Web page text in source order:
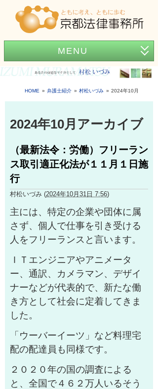
MENU
ホーム
事務所紹介
アクセス
弁護士費用
News
困ったときの法律知識
HOME 弁護士紹介 村松いづみ 2024年10月
2024年10月アーカイブ
（最新法令：労働）フリーラン
ス取引適正化法が１１月１日施
行
村松いづみ (2024年10月31日 7:56)
主には、特定の企業や団体に属
さず、個人で仕事を引き受ける
人をフリーランスと言います。
ＩＴエンジニアやアニメータ
ー、通訳、カメラマン、デザイ
ナーなどが代表的で、新たな働
き方として社会に定着してきま
した。
「ウーバーイーツ」など料理宅
配の配達員も同様です。
２０２０年の国の調査による
と、全国で４６２万人いるそう